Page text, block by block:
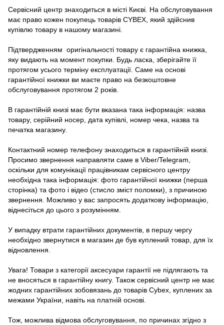
Сервісний центр знаходиться в місті Києві. На обслуговування
має право кожен покупець товарів СYBEX, який здійснив
купівлю товару в нашому магазині.
Підтвердженням оригінальності товару є гарантійна книжка,
яку видають на момент покупки. Будь ласка, зберігайте її
протягом усього терміну експлуатації. Саме на основі
гарантійної книжки ви маєте право на безкоштовне
обслуговування протягом 2 років.
В гарантійній книзі має бути вказана така інформація: назва
товару, серійний носер, дата купівлі, номер чека, назва та
печатка магазину.
Контактний номер телефону знаходиться в гарантійній книзі.
Просимо звернення направляти саме в Viber/Telegram,
оскільки для комунікації працівникам сервісного центру
необхідна така інформація: фото гарантійної книжки (перша
сторінка) та фото і відео (стисло зміст поломки), з причиною
звернення. Можливо у вас запросять додаткову інформацію,
віднесіться до цього з розумінням.
У випадку втрати гарантійних документів, в першу чергу
необхідно звернутися в магазин де був куплений товар, для їх
відновлення.
Увага! Товари з категорії аксесуари гарантії не підлягають та
не вносяться в гарантійну книгу. Також сервісний центр не має
жодних гарантійних зобовязань до товарів Cybex, куплених за
межами України, навіть на платній основі.
Тож, можлива відмова обслуговування, по причинах згідно з